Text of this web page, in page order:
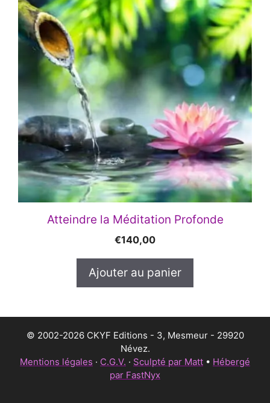
Atteindre la Méditation Profonde
€140,00
Ajouter au panier
© 2002-2026 CKYF Editions - 3, Mesmeur - 29920
Névez.
Mentions légales · C.G.V. · Sculpté par Matt • Hébergé
par FastNyx
1.600,00